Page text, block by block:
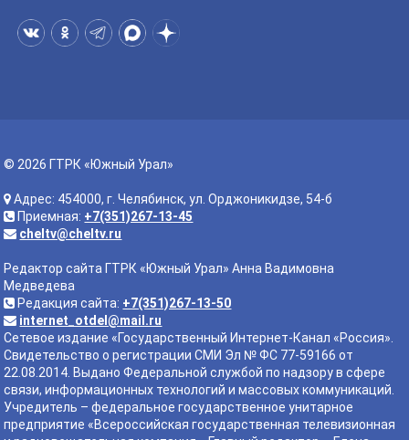
© 2026 ГТРК «Южный Урал»
Адрес: 454000, г. Челябинск, ул. Орджоникидзе, 54-б
Приемная: +7(351)267-13-45
cheltv@cheltv.ru
Редактор сайта ГТРК «Южный Урал» Анна Вадимовна
Медведева
Редакция сайта: +7(351)267-13-50
internet_otdel@mail.ru
Сетевое издание «Государственный Интернет-Канал «Россия».
Свидетельство о регистрации СМИ Эл № ФС 77-59166 от
22.08.2014. Выдано Федеральной службой по надзору в сфере
связи, информационных технологий и массовых коммуникаций.
Учредитель – федеральное государственное унитарное
предприятие «Всероссийская государственная телевизионная